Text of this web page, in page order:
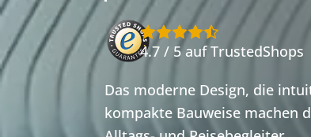
4.7 / 5 auf TrustedShops
Das moderne Design, die
kompakte Bauweise machen